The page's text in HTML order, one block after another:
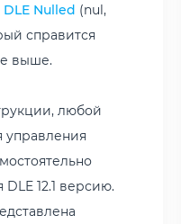
DLE Nulled (nul,
справится
выше.
любой
управления
12.1 версию.